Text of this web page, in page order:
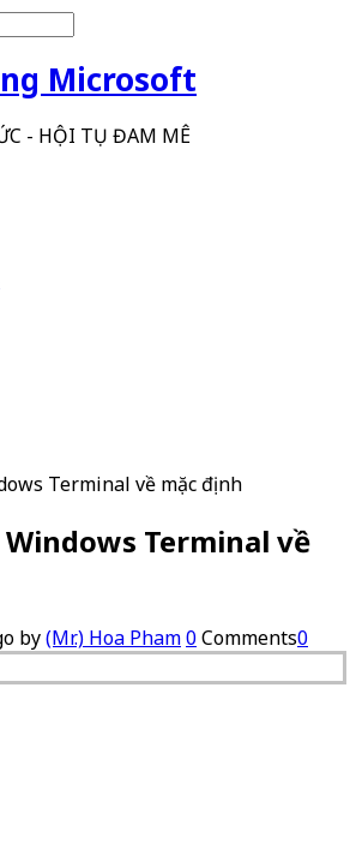
Microsoft
- HỘI TỤ ĐAM MÊ
Windows Terminal về
by(Mr.) Hoa Pham0Comments0